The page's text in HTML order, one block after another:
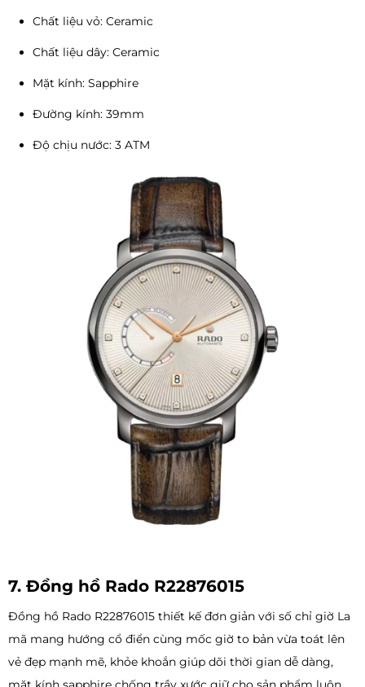
Chất liệu vỏ: Ceramic
Chất liệu dây: Ceramic
Mặt kính: Sapphire
Đường kính: 39mm
Độ chịu nước: 3 ATM
7. Đồng hồ Rado R22876015
Đồng hồ Rado R22876015 thiết kế đơn giản với số chỉ giờ La
mã mang hướng cổ điển cùng mốc giờ to bản vừa toát lên
vẻ đẹp mạnh mẽ, khỏe khoắn giúp dõi thời gian dễ dàng,